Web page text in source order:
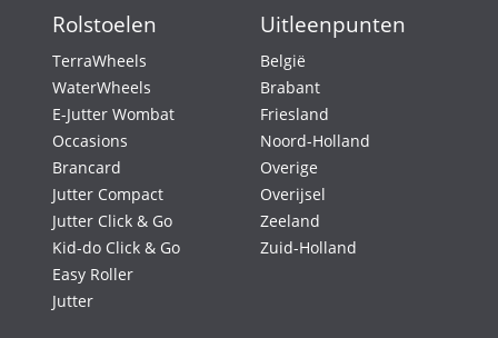
Rolstoelen
TerraWheels
WaterWheels
E-Jutter Wombat
Occasions
Brancard
Jutter Compact
Jutter Click & Go
Kid-do Click & Go
Easy Roller
Jutter
Uitleenpunten
België
Brabant
Friesland
Noord-Holland
Overige
Overijsel
Zeeland
Zuid-Holland